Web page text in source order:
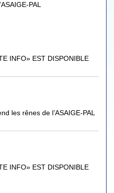
PAL
INFO» EST DISPONIBLE
les rênes de l’ASAIGE-PAL
INFO» EST DISPONIBLE